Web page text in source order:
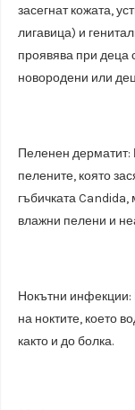
засегнат кожата,
лигавица) и
проявява при деца
новородени или
Пеленен дерматит:
пелените, която
гъбичката
влажни пелени и
Нокътни инфекции:
на ноктите, което
както и до болка.